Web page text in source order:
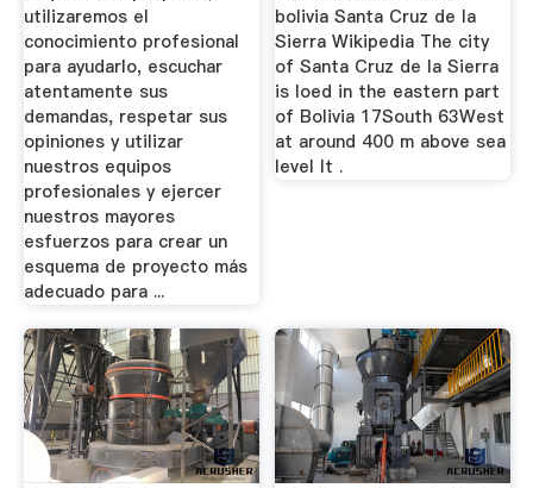
utilizaremos el
conocimiento profesional
para ayudarlo, escuchar
atentamente sus
demandas, respetar sus
opiniones y utilizar
nuestros equipos
profesionales y ejercer
nuestros mayores
esfuerzos para crear un
esquema de proyecto más
adecuado para ...
bolivia Santa Cruz de la
Sierra Wikipedia The city
of Santa Cruz de la Sierra
is loed in the eastern part
of Bolivia 17South 63West
at around 400 m above sea
level It .